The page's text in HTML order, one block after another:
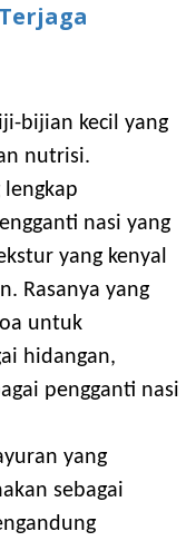
bijian kecil yang
nutrisi.
nasi yang
yang kenyal
Rasanya yang
untuk
hidangan,
pengganti nasi
yang
sebagai